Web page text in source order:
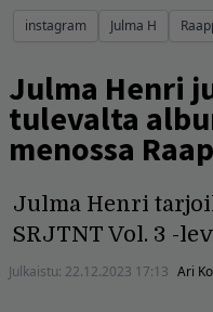
instagram Julma H
Julma Henri
tulevalta
menossa
Julma Henri
SRJTNT Vol. 3 -
Julkaistu: 22.12.2023 17:13 Ari